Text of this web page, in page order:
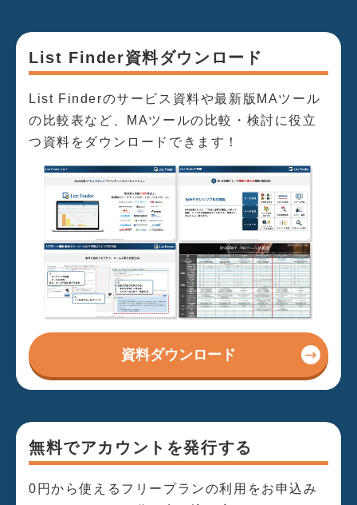
List Finder資料ダウンロード
List Finderのサービス資料や最新版MAツール
の比較表など、MAツールの比較・検討に役立
つ資料をダウンロードできます！
資料ダウンロード
無料でアカウントを発行する
0円から使えるフリープランの利用をお申込み